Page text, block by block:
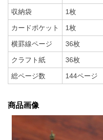
収納袋 1枚
カードポケット 1枚
横罫線ページ 36枚
クラフト紙 36枚
総ページ数 144ページ
商品画像